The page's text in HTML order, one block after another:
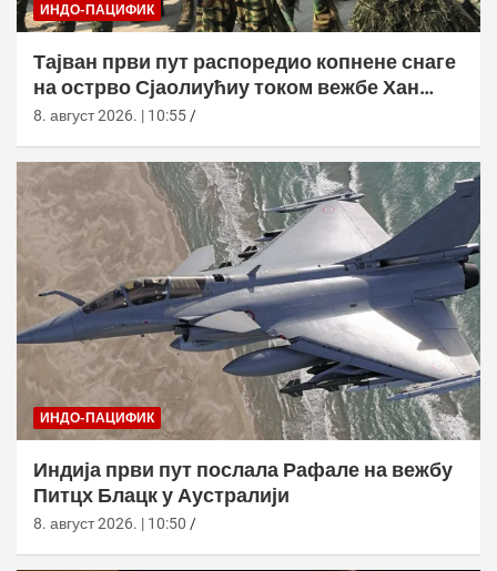
ИНДО-ПАЦИФИК
Тајван први пут распоредио копнене снаге
на острво Сјаолиућиу током вежбе Хан
Куанг 42
8. август 2026. | 10:55
ИНДО-ПАЦИФИК
Индија први пут послала Рафале на вежбу
Питцх Блацк у Аустралији
8. август 2026. | 10:50